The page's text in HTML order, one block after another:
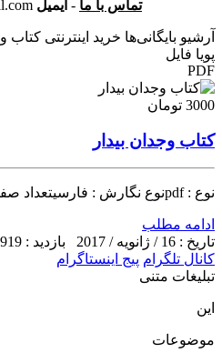
تماس با ما - ایمیل
آرشیو بایگانی‌ها خرید اینترنتی
پویا فایل
PDF
3000 تومان
کتاب وجدان بیدار
نوع : pdfنوع نگارش : فارسیتعداد صفحات : 165تعداد جلد : [...]
ادامه مطلب
تاریخ : 16 / ژانویه / 2017
بازدید : 1919
کانال تلگرام پیج اینستاگرام
تبلیغات متنی
این
موضوعات